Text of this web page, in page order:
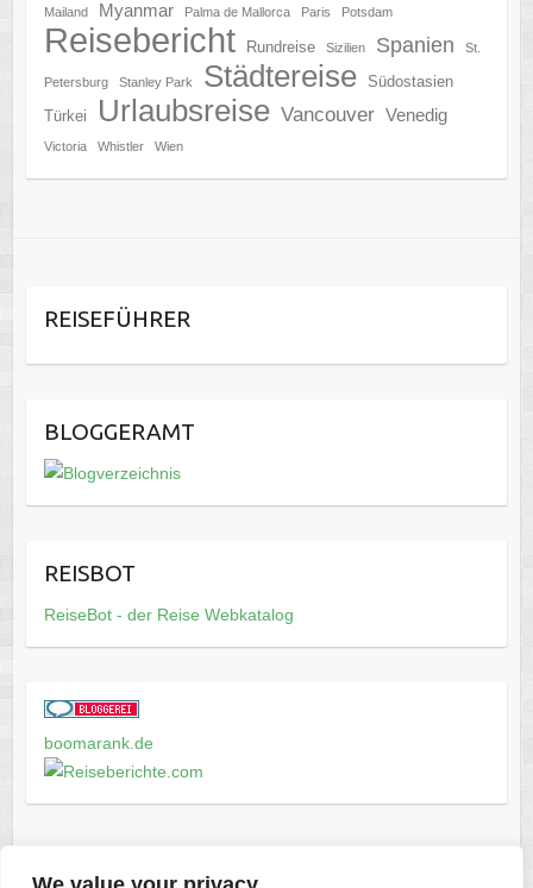
Mailand Myanmar Palma de Mallorca Paris Potsdam
Reisebericht Rundreise Sizilien Spanien St.
Petersburg Stanley Park Städtereise
Südostasien
Türkei
Urlaubsreise Vancouver Venedig
Victoria Whistler Wien
REISEFÜHRER
BLOGGERAMT
REISBOT
ReiseBot - der Reise Webkatalog
boomarank.de